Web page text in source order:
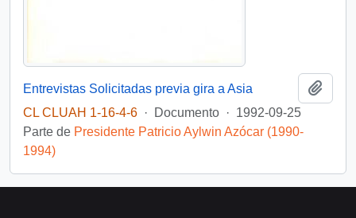
Entrevistas Solicitadas previa gira a Asia
CL CLUAH 1-16-4-6 · Documento · 1992-09-25
Parte de Presidente Patricio Aylwin Azócar (1990-
1994)